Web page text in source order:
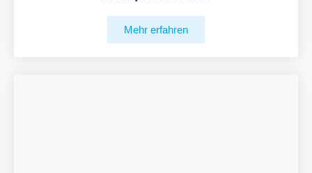
Mehr erfahren